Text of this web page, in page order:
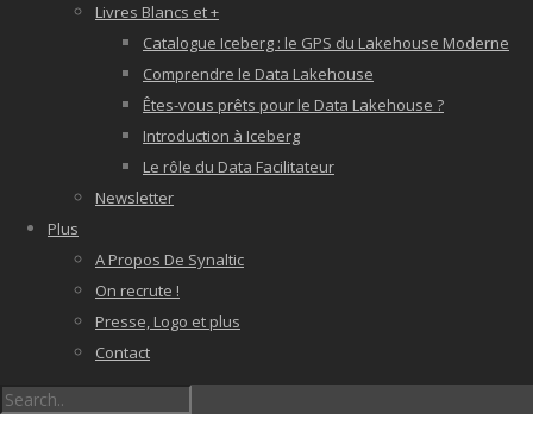
Livres Blancs et +
Catalogue Iceberg : le GPS du Lakehouse Moderne
Comprendre le Data Lakehouse
Êtes-vous prêts pour le Data Lakehouse ?
Introduction à Iceberg
Le rôle du Data Facilitateur
Newsletter
Plus
A Propos De Synaltic
On recrute !
Presse, Logo et plus
Contact